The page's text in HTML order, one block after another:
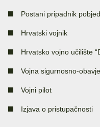
Postani pripadnik
Hrvatski vojnik
Hrvatsko vojno učilište
Vojna sigurnosno-
Vojni pilot
Izjava o pristupačnosti